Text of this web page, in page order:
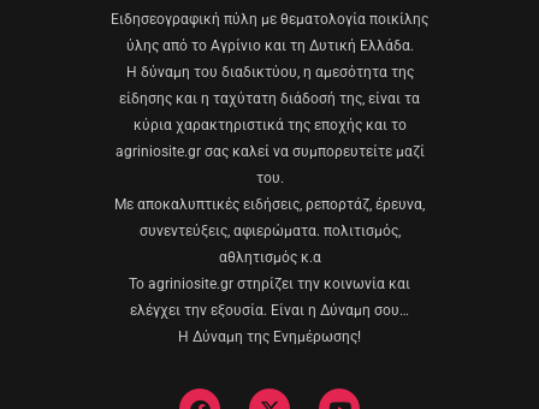
Eιδησεογραφική πύλη με θεματολογία ποικίλης
ύλης από το Αγρίνιο και τη Δυτική Ελλάδα.
Η δύναμη του διαδικτύου, η αμεσότητα της
είδησης και η ταχύτατη διάδοσή της, είναι τα
κύρια χαρακτηριστικά της εποχής και το
agriniosite.gr σας καλεί να συμπορευτείτε μαζί
του.
Με αποκαλυπτικές ειδήσεις, ρεπορτάζ, έρευνα,
συνεντεύξεις, αφιερώματα. πολιτισμός,
αθλητισμός κ.α
Το agriniosite.gr στηρίζει την κοινωνία και
ελέγχει την εξουσία. Είναι η Δύναμη σου…
Η Δύναμη της Ενημέρωσης!